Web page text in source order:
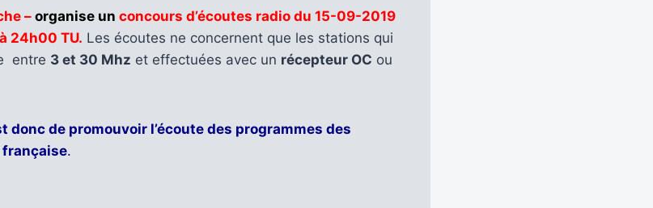
–organise un concours d’écoutes radio du 15-09-2019
24h00 TU. Les écoutes ne concernent que les stations qui
entre 3 et 30 Mhz et effectuées avec un récepteur OC ou
donc de promouvoir l’écoute des programmes des
française.